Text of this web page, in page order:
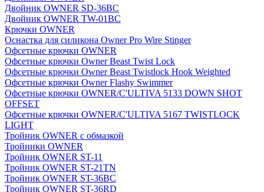
Двойник OWNER SD-36BC
Двойник OWNER TW-01BC
Крючки OWNER
Оснастка для силикона Owner Pro Wire Stinger
Офсетные крючки OWNER
Офсетные крючки Owner Beast Twist Lock
Офсетные крючки Owner Beast Twistlock Hook Weighted
Офсетные крючки Owner Flashy Swimmer
Офсетные крючки OWNER/C'ULTIVA 5133 DOWN SHOT
OFFSET
Офсетные крючки OWNER/C'ULTIVA 5167 TWISTLOCK
LIGHT
Тройник OWNER с обмазкой
Тройники OWNER
Тройник OWNER ST-11
Тройник OWNER ST-21TN
Тройник OWNER ST-36BC
Тройник OWNER ST-36RD